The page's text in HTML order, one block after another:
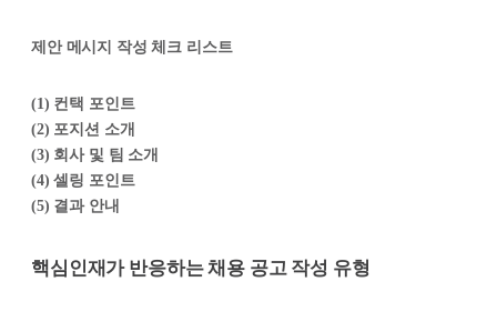
제안 메시지 작성 체크 리스트
(1) 컨택 포인트
(2) 포지션 소개
(3) 회사 및 팀 소개
(4) 셀링 포인트
(5) 결과 안내
핵심인재가 반응하는 채용 공고 작성 유형